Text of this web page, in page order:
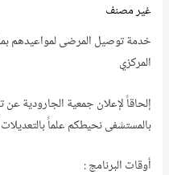
غير مصنف
خدمة توصيل المرضى لمواعيدهم
المركزي
إلحاقاً لإعلان جمعية الجارودية
بالمستشفى نحيطكم علماً بالتعديلات
أوقات البرنامج :